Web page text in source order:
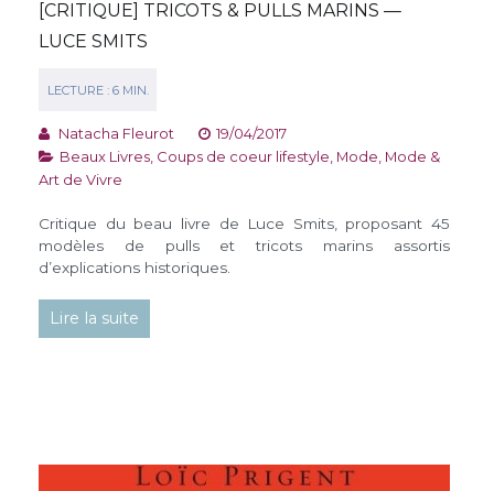
[CRITIQUE] TRICOTS & PULLS MARINS —
LUCE SMITS
Natacha Fleurot
19/04/2017
Beaux Livres, Coups de coeur lifestyle, Mode, Mode &
Art de Vivre
Critique du beau livre de Luce Smits, proposant 45
modèles de pulls et tricots marins assortis
d’explications historiques.
Lire la suite